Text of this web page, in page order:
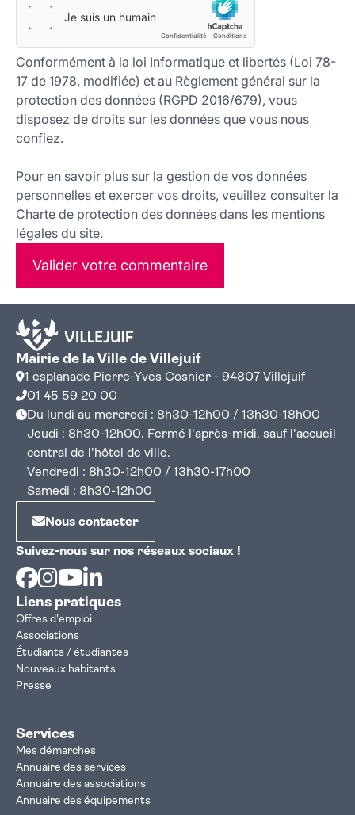
Conformément à la loi Informatique et libertés (Loi 78-
17 de 1978, modifiée) et au Règlement général sur la
protection des données (RGPD 2016/679), vous
disposez de droits sur les données que vous nous
confiez.
Pour en savoir plus sur la gestion de vos données
personnelles et exercer vos droits, veuillez consulter la
Charte de protection des données dans les mentions
légales du site.
Valider votre commentaire
Mairie de la Ville de Villejuif
1 esplanade Pierre-Yves Cosnier - 94807 Villejuif
01 45 59 20 00
Du lundi au mercredi : 8h30-12h00 / 13h30-18h00
Jeudi : 8h30-12h00. Fermé l'après-midi, sauf l'accueil
central de l'hôtel de ville.
Vendredi : 8h30-12h00 / 13h30-17h00
Samedi : 8h30-12h00
Nous contacter
Suivez-nous sur nos réseaux sociaux !
Facebook
Instagram
Youtube
Liens pratiques
Offres d'emploi
Associations
Étudiants / étudiantes
Nouveaux habitants
Presse
Services
Mes démarches
Annuaire des services
Annuaire des associations
Annuaire des équipements